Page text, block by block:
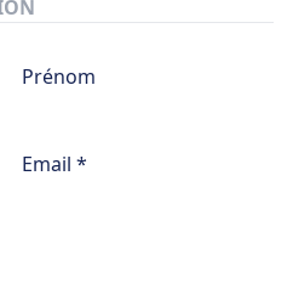
Prénom
Email *